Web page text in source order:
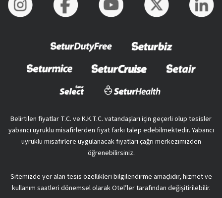
Belirtilen fiyatlar T.C. ve K.K.T.C. vatandaşları için geçerli olup tesisler
yabancı uyruklu misafirlerden fiyat farkı talep edebilmektedir. Yabancı
uyruklu misafirlere uygulanacak fiyatları çağrı merkezimizden
öğrenebilirsiniz.
Sitemizde yer alan tesis özellikleri bilgilendirme amaçlıdır, hizmet ve
kullanım saatleri dönemsel olarak Otel’ler tarafından değişitirilebilir.